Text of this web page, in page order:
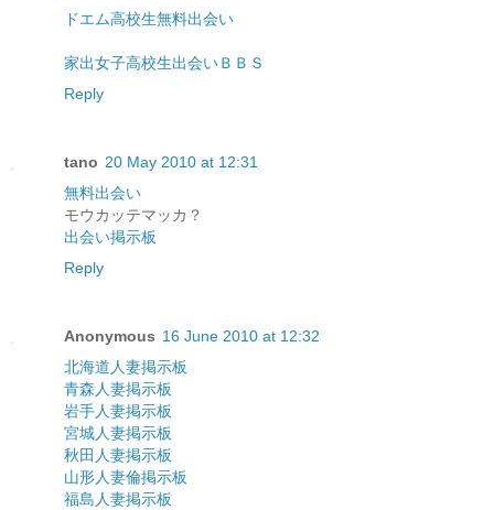
ドエム高校生無料出会い
家出女子高校生出会いＢＢＳ
Reply
tano 20 May 2010 at 12:31
無料出会い
モウカッテマッカ？
出会い掲示板
Reply
Anonymous 16 June 2010 at 12:32
北海道人妻掲示板
青森人妻掲示板
岩手人妻掲示板
宮城人妻掲示板
秋田人妻掲示板
山形人妻倫掲示板
福島人妻掲示板